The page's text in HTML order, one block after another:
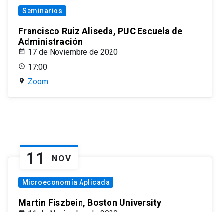
Seminarios
Francisco Ruiz Aliseda, PUC Escuela de
Administración
17 de Noviembre de 2020
17:00
Zoom
11 NOV
Microeconomía Aplicada
Martin Fiszbein, Boston University